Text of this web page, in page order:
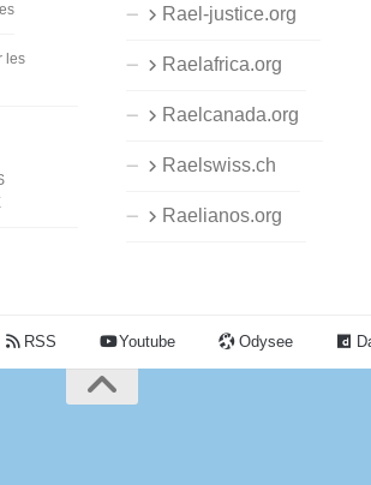
les
Rael-justice.org
Raelafrica.org
Raelcanada.org
Raelswiss.ch
Raelianos.org
RSS Youtube Odysee